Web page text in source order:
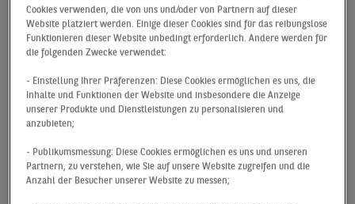
Abschlüssen präsentierte sich der Markt dabei
ausgesprochen dynamisch, was ein deutlicher Beleg
dafür ist, dass der seit Mitte März bestehende
Zuge der Corona-Krise noch keine spürbaren
Auswirkungen auf das Ergebnis des ersten Quartals
hatte. Da der Großteil der geschlossenen Verträge mit
davon auszugehen, dass dies erst zur Jahresmitte der
Fall sein wird. Inwiefern einzelne Kennzahlen, wie
Cookies verwenden, die von uns und/oder von Partnern auf dieser
Website platziert werden. Einige dieser Cookies sind für das reibungslose
Funktionieren dieser Website unbedingt erforderlich. Andere werden für
die folgenden Zwecke verwendet:
- Einstellung Ihrer Präferenzen: Diese Cookies ermöglichen es uns, die
Inhalte und Funktionen der Website und insbesondere die Anzeige
unserer Produkte und Dienstleistungen zu personalisieren und
anzubieten;
- Publikumsmessung: Diese Cookies ermöglichen es uns und unseren
Partnern, zu verstehen, wie Sie auf unsere Website zugreifen und die
Anzahl der Besucher unserer Website zu messen;